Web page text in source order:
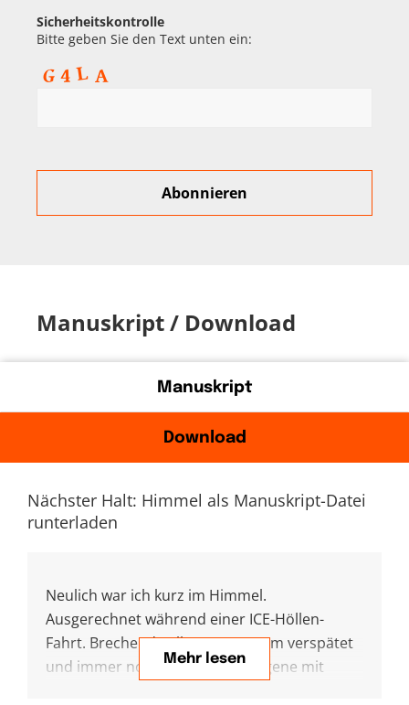
Sicherheitskontrolle
Bitte geben Sie den Text unten ein:
Manuskript / Download
Manuskript
Download
Nächster Halt: Himmel als Manuskript-Datei
runterladen
Neulich war ich kurz im Himmel.
Ausgerechnet während einer ICE-Höllen-
Fahrt. Brechend voller Zug, extrem verspätet
und immer noch mehr Zugestiegene mit
Mehr lesen